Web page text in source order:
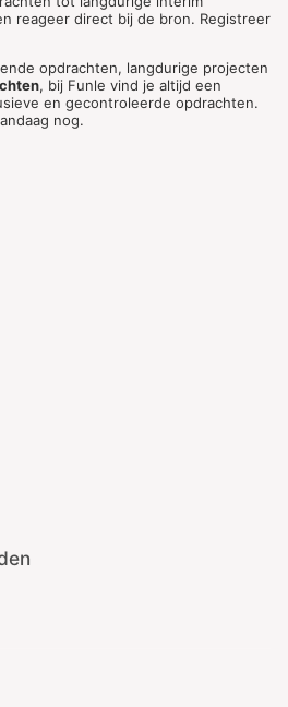
reageer direct bij de bron. Registreer
opdrachten, langdurige projecten
, bij Funle vind je altijd een
en gecontroleerde opdrachten.
nog.